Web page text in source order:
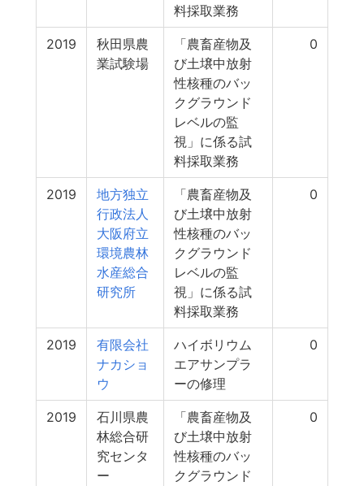
料採取業務
2019
秋田県農
業試験場
「農畜産物及
び土壌中放射
性核種のバッ
クグラウンド
レベルの監
視」に係る試
料採取業務
0
2019
地方独立
行政法人
大阪府立
環境農林
水産総合
研究所
「農畜産物及
び土壌中放射
性核種のバッ
クグラウンド
レベルの監
視」に係る試
料採取業務
0
2019
有限会社
ナカショ
ウ
ハイボリウム
エアサンプラ
ーの修理
0
2019
石川県農
林総合研
究センタ
ー
「農畜産物及
び土壌中放射
性核種のバッ
クグラウンド
0